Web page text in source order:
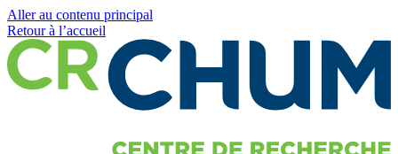
Aller au contenu principal
Retour à l’accueil